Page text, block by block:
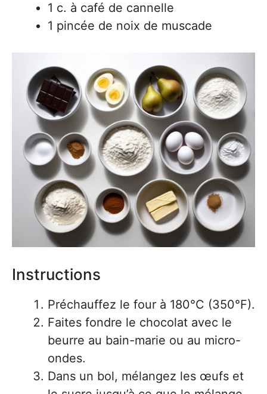
1 c. à café de cannelle
1 pincée de noix de muscade
Instructions
Préchauffez le four à 180°C (350°F).
Faites fondre le chocolat avec le
beurre au bain-marie ou au micro-
ondes.
Dans un bol, mélangez les œufs et